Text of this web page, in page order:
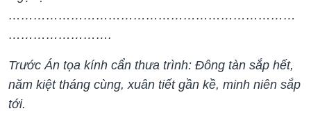
……………………………………………………………
…………………….
Trước Án tọa kính cẩn thưa trình: Đông tàn sắp hết,
năm kiệt tháng cùng, xuân tiết gần kề, minh niên sắp
tới.